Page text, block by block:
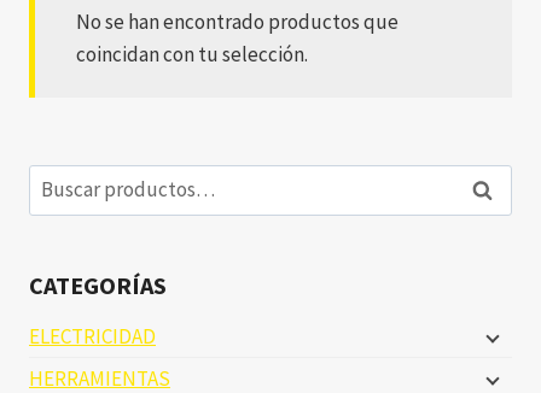
No se han encontrado productos que
coincidan con tu selección.
Buscar
por:
Buscar
CATEGORÍAS
ELECTRICIDAD
HERRAMIENTAS